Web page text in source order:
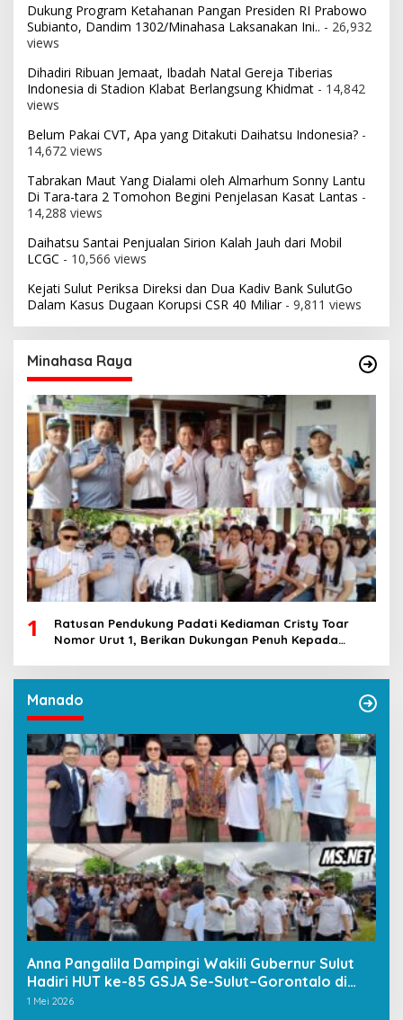
Dukung Program Ketahanan Pangan Presiden RI Prabowo
Subianto, Dandim 1302/Minahasa Laksanakan Ini.. - 26,932
views
Dihadiri Ribuan Jemaat, Ibadah Natal Gereja Tiberias
Indonesia di Stadion Klabat Berlangsung Khidmat - 14,842
views
Belum Pakai CVT, Apa yang Ditakuti Daihatsu Indonesia? -
14,672 views
Tabrakan Maut Yang Dialami oleh Almarhum Sonny Lantu
Di Tara-tara 2 Tomohon Begini Penjelasan Kasat Lantas -
14,288 views
Daihatsu Santai Penjualan Sirion Kalah Jauh dari Mobil
LCGC - 10,566 views
Kejati Sulut Periksa Direksi dan Dua Kadiv Bank SulutGo
Dalam Kasus Dugaan Korupsi CSR 40 Miliar- 9,811 views
Minahasa Raya
1
Ratusan Pendukung Padati Kediaman Cristy Toar
Nomor Urut 1, Berikan Dukungan Penuh Kepada
Manado
Anna Pangalila Dampingi Wakili Gubernur Sulut
Hadiri HUT ke-85 GSJA Se-Sulut–Gorontalo di
Langowan
1 Mei 2026